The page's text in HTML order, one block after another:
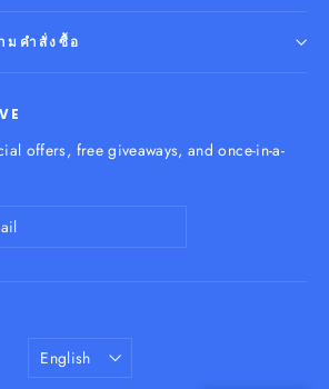
มคำสั่งซื้อ
offers, free giveaways, and once-in-a-
Language
English